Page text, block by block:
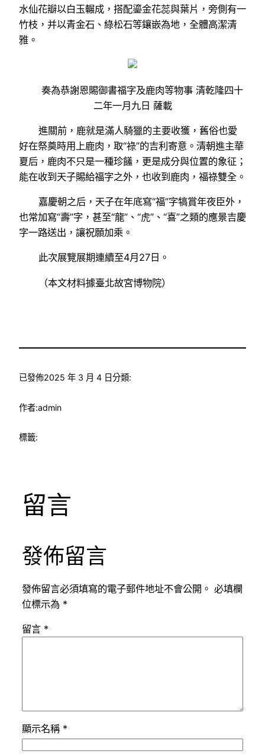
水仙花瓣以白玉輾成，搭配鎏金花蕊與葉片，旁側有一
竹枝，并以青金石、綠松石等鑲嵌為地，全體高潔清
雅。
奏為恭謝恩賜御書福字及鹿肉等物事 清乾隆四十
二年一月九日 薩載
進關前，鹿就是滿人騎獵的主要收獲，舊俗也愛
好在祭奠時用上鹿肉，取“祿”的吉利寄意。清朝進主華
夏后，鹿肉不只是一種珍饈，更是成分與位置的象征；
能在收到天子賜給福字之外，也收到鹿肉，福祿雙全。
嘉慶朝之后，天子在年底寫“福”字犒賞年夜臣外，
也常加寫“壽”字，甚至“龍”、“虎”、“喜”之類的應景吉慶
字一路送出，讓祝願加乘。
此次展覽展期連續至4月27日。
（本文材料據臺北故宮博物院）
已發佈2025 年 3 月 4 日分類:
作者:admin
標籤:
留言
發佈留言
發佈留言必須填寫的電子郵件地址不會公開。 必填欄
位標示為 *
留言 *
顯示名稱 *